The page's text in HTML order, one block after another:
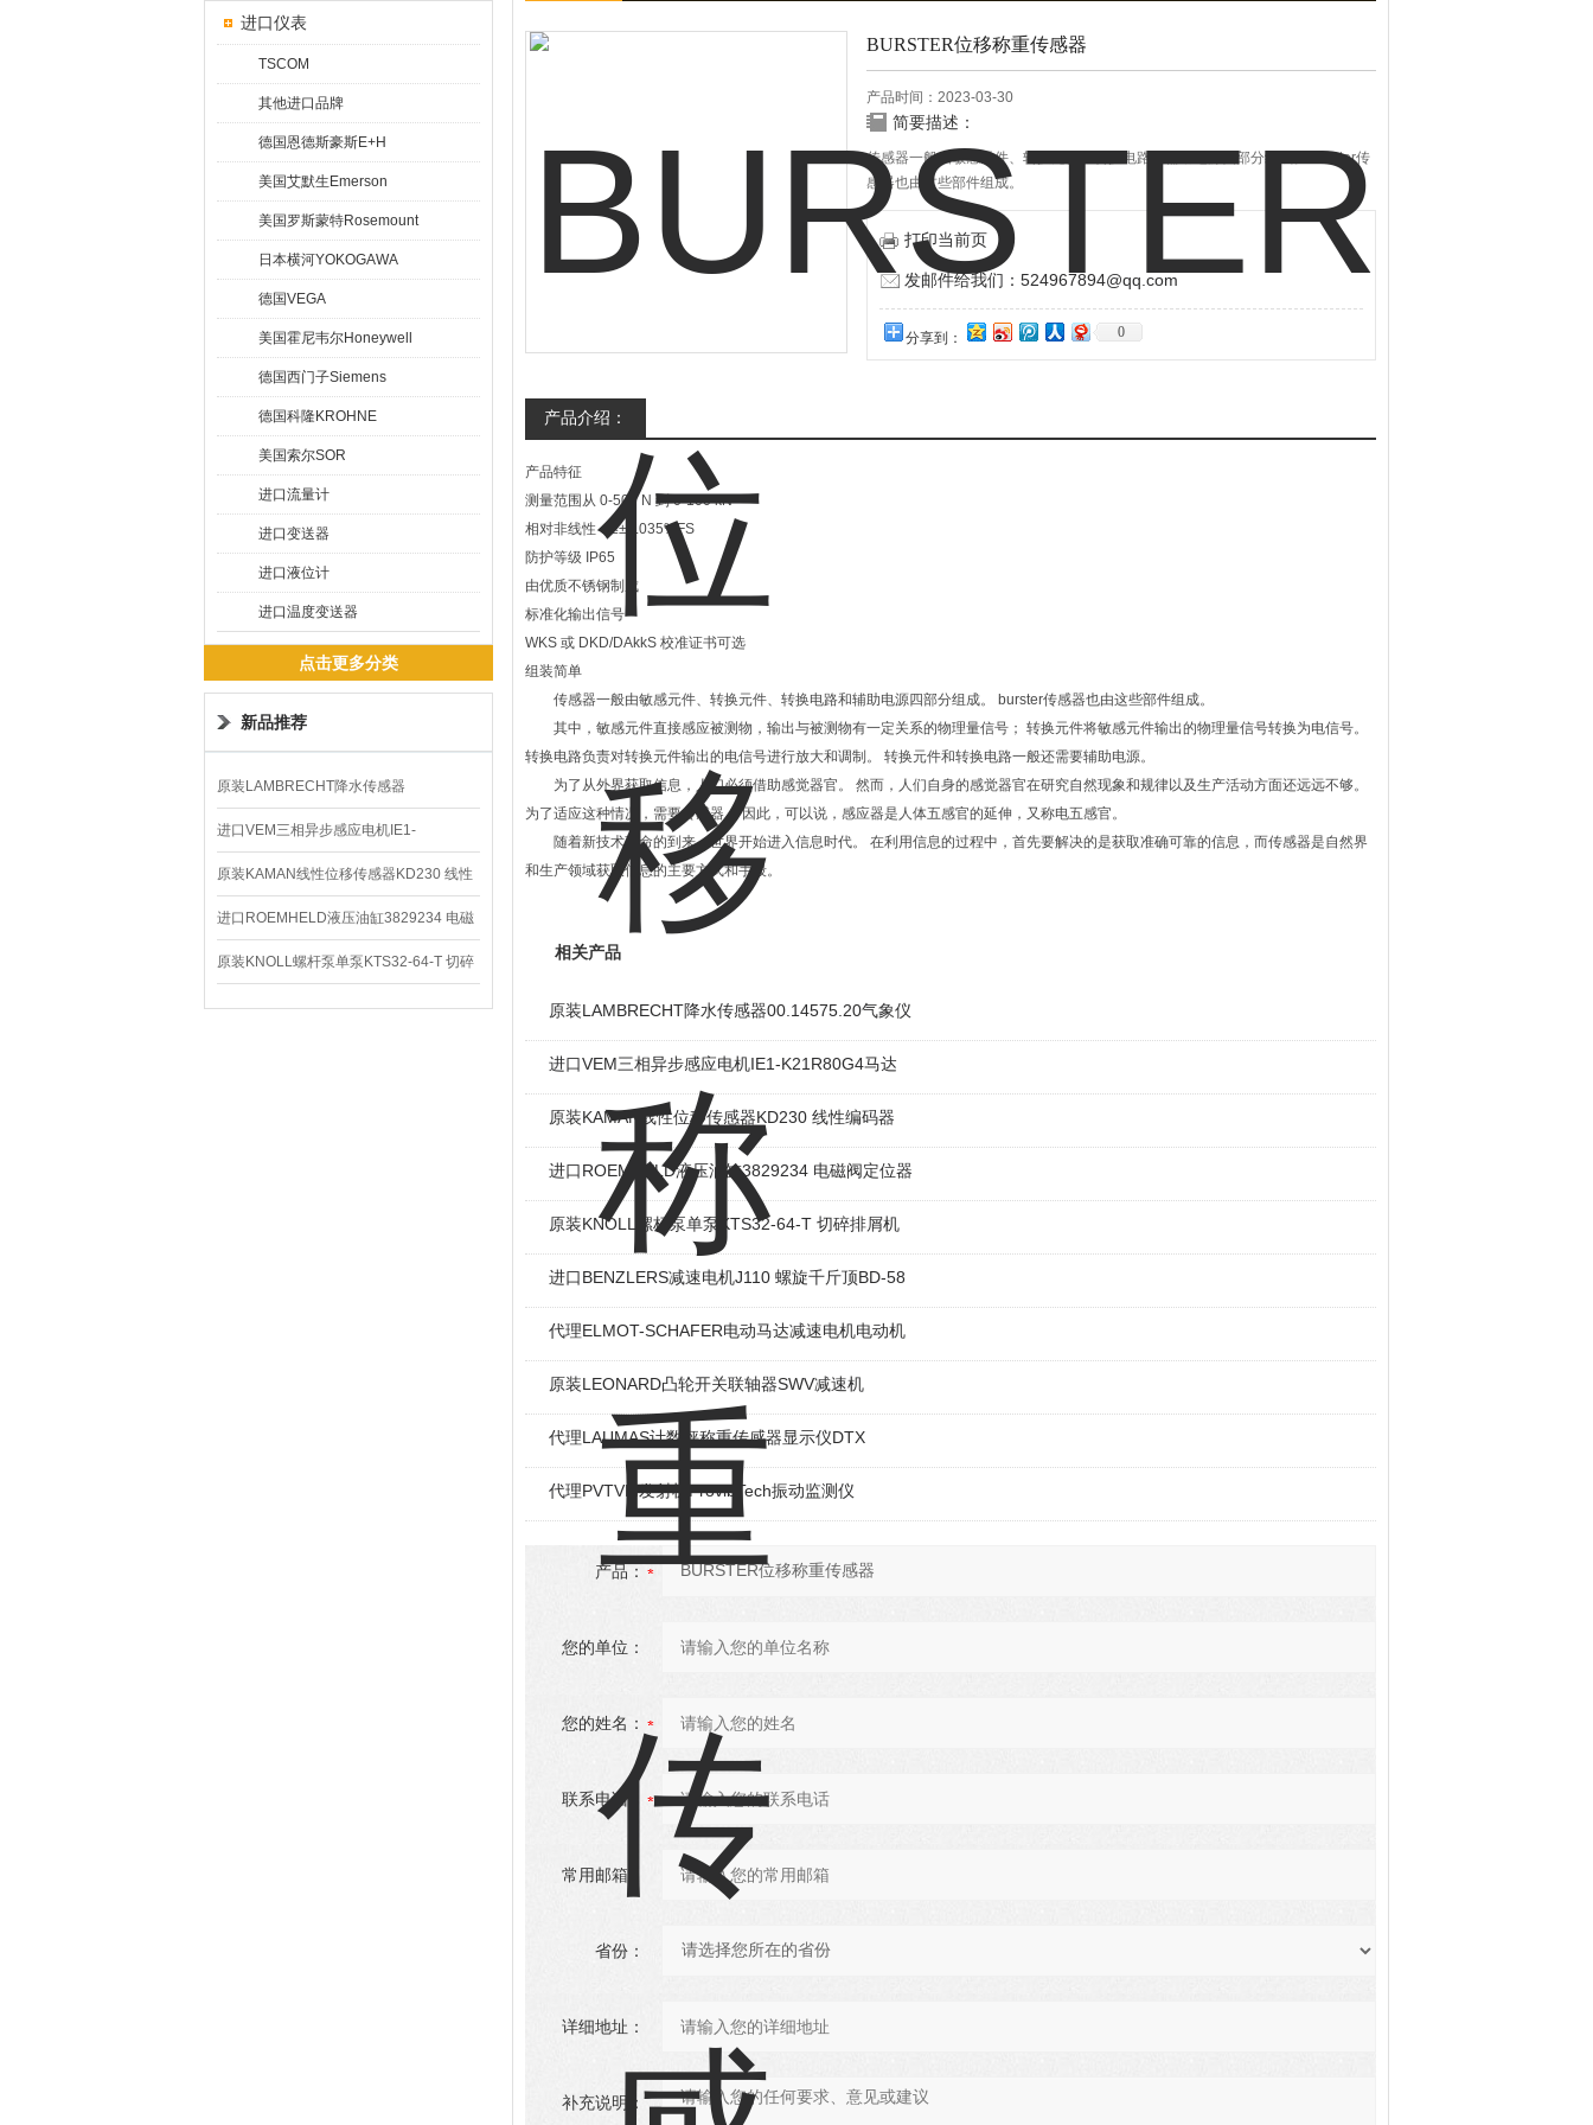
进口仪表
TSCOM
其他进口品牌
德国恩德斯豪斯E+H
美国艾默生Emerson
美国罗斯蒙特Rosemount
日本横河YOKOGAWA
德国VEGA
美国霍尼韦尔Honeywell
德国西门子Siemens
德国科隆KROHNE
美国索尔SOR
进口流量计
进口变送器
进口液位计
进口温度变送器
点击更多分类
新品推荐
原装LAMBRECHT降水传感器
00.14575.20气象仪
进口VEM三相异步感应电机IE1-
K21R80G4马达
原装KAMAN线性位移传感器KD230 线性
编码器
进口ROEMHELD液压油缸3829234 电磁
阀定位器
原装KNOLL螺杆泵单泵KTS32-64-T 切碎
排屑机
BURSTER位移称重传感器
产品时间：2023-03-30
简要描述：
传感器一般由敏感元件、转换元件、转换电路和辅助电源四部分组成。 burster传
感器也由这些部件组成。
打印当前页
发邮件给我们：524967894@qq.com
分享到： 0
产品介绍：
产品特征
测量范围从 0-500 N 到 0-100 kN
相对非线性：≤±0.035%FS
防护等级 IP65
由优质不锈钢制成
标准化输出信号
WKS 或 DKD/DAkkS 校准证书可选
组装简单
传感器一般由敏感元件、转换元件、转换电路和辅助电源四部分组成。 burster传感器也由这些部件组成。
其中，敏感元件直接感应被测物，输出与被测物有一定关系的物理量信号； 转换元件将敏感元件输出的物理量信号转换为电信号。
转换电路负责对转换元件输出的电信号进行放大和调制。 转换元件和转换电路一般还需要辅助电源。
为了从外界获取信息，人们必须借助感觉器官。 然而，人们自身的感觉器官在研究自然现象和规律以及生产活动方面还远远不够。
为了适应这种情况，需要传感器。 因此，可以说，感应器是人体五感官的延伸，又称电五感官。
随着新技术革命的到来，世界开始进入信息时代。 在利用信息的过程中，首先要解决的是获取准确可靠的信息，而传感器是自然界
和生产领域获取信息的主要方式和手段。
相关产品
原装LAMBRECHT降水传感器00.14575.20气象仪
进口VEM三相异步感应电机IE1-K21R80G4马达
原装KAMAN线性位移传感器KD230 线性编码器
进口ROEMHELD液压油缸3829234 电磁阀定位器
原装KNOLL螺杆泵单泵KTS32-64-T 切碎排屑机
进口BENZLERS减速电机J110 螺旋千斤顶BD-58
代理ELMOT-SCHAFER电动马达减速电机电动机
原装LEONARD凸轮开关联轴器‌SWV减速机
代理LAUMAS计数秤称重传感器显示仪DTX
代理PVTVM发射机ProvibTech振动监测仪
产品：
您的单位：
您的姓名：
联系电话：
常用邮箱：
省份：
详细地址：
补充说明：